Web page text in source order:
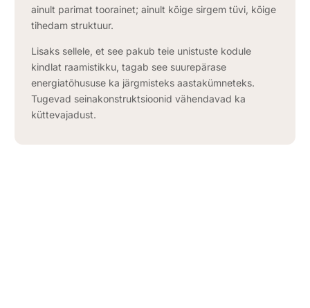
ainult parimat toorainet; ainult kõige sirgem tüvi, kõige
tihedam struktuur.
Lisaks sellele, et see pakub teie unistuste kodule
kindlat raamistikku, tagab see suurepärase
energiatõhususe ka järgmisteks aastakümneteks.
Tugevad seinakonstruktsioonid vähendavad ka
küttevajadust.